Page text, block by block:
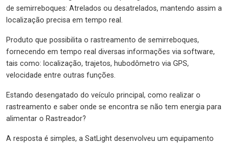
de semirreboques: Atrelados ou desatrelados, mantendo assim a
localização precisa em tempo real.
Produto que possibilita o rastreamento de semirreboques,
fornecendo em tempo real diversas informações via software,
tais como: localização, trajetos, hubodômetro via GPS,
velocidade entre outras funções.
Estando desengatado do veículo principal, como realizar o
rastreamento e saber onde se encontra se não tem energia para
alimentar o Rastreador?
A resposta é simples, a SatLight desenvolveu um equipamento